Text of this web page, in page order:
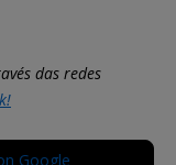
das redes